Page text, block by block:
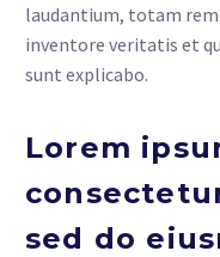
laudantium, totam rem
inventore veritatis et
sunt explicabo.
Lorem
sed do